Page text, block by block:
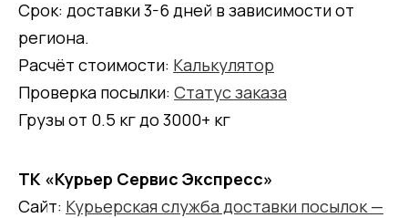
Срок: доставки 3-6 дней в зависимости от
региона.
Расчёт стоимости: Калькулятор
Проверка посылки: Статус заказа
Грузы от 0.5 кг до 3000+ кг
ТК «Курьер Сервис Экспресс»
Сайт: Курьерская служба доставки посылок —